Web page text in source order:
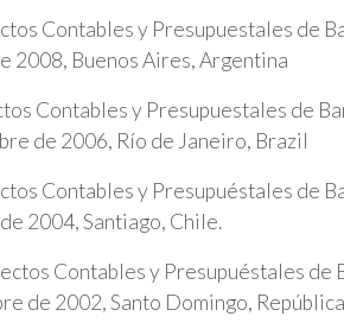
Contables y Presupuestales de
2008, Buenos Aires, Argentina
Contables y Presupuestales de
de 2006, Río de Janeiro, Brazil
Contables y Presupuéstales de
2004, Santiago, Chile.
Contables y Presupuéstales de
de 2002, Santo Domingo,